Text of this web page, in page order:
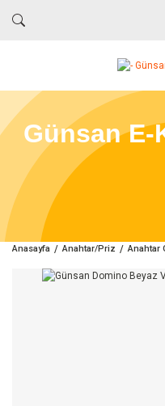
Günsan E-
Anasayfa Anahtar/Priz Anahtar